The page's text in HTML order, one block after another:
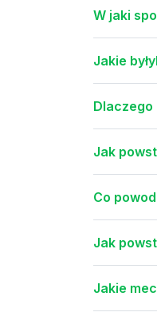
W jaki
Jakie
Dlaczego
Jak
Co
Jak
Jakie